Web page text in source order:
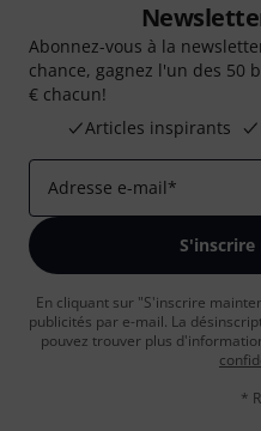
Abonnez-vous à la
chance, gagnez l'un des 50
€ chacun!
Articles inspirants
Adresse e-mail*
En cliquant sur "S'inscrire
publicités par e-mail. La
pouvez trouver plus
*